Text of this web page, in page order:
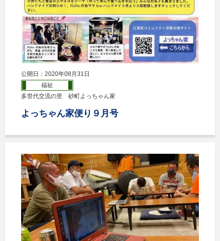
公開日：2020年08月31日
福祉
多世代交流の里 砂町よっちゃん家
よっちゃん家便り９月号